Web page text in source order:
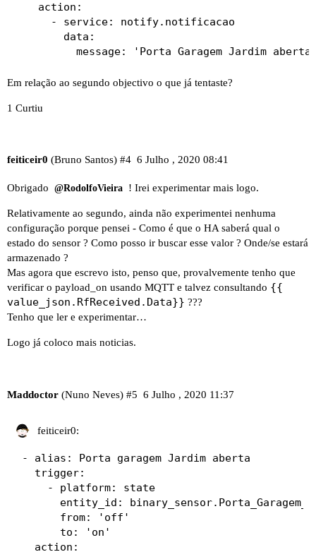
    action:
      - service: notify.notificacao
        data:
Em relação ao segundo objectivo o que já tentaste?
1 Curtiu
feiticeir0 (Bruno Santos) 6 Julho , 2020 08:41
#4
Obrigado @RodolfoVieira ! Irei experimentar mais logo.
Relativamente ao segundo, ainda não experimentei nenhuma
configuração porque pensei - Como é que o HA saberá qual o
estado do sensor ? Como posso ir buscar esse valor ? Onde/se estará
armazenado ?
Mas agora que escrevo isto, penso que, provalvemente tenho que
verificar o payload_on usando MQTT e talvez consultando {{
value_json.RfReceived.Data}} ???
Tenho que ler e experimentar…
Logo já coloco mais noticias.
Maddoctor (Nuno Neves) 6 Julho , 2020 11:37
#5
feiticeir0:
- alias: Porta garagem Jardim aberta
  trigger:
    - platform: state
entity_id:
      from: 'off'
      to: 'on'
  action: